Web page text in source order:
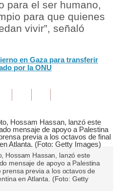
para el ser humano,
para que quienes
vivir”, señaló
en Gaza para transferir
por la ONU
Hossam Hassan, lanzó este
mensaje de apoyo a Palestina
previa a los octavos de
en Atlanta. (Foto: Getty